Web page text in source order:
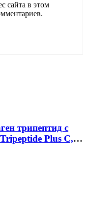
сайта в этом
трипептид с
Plus C,